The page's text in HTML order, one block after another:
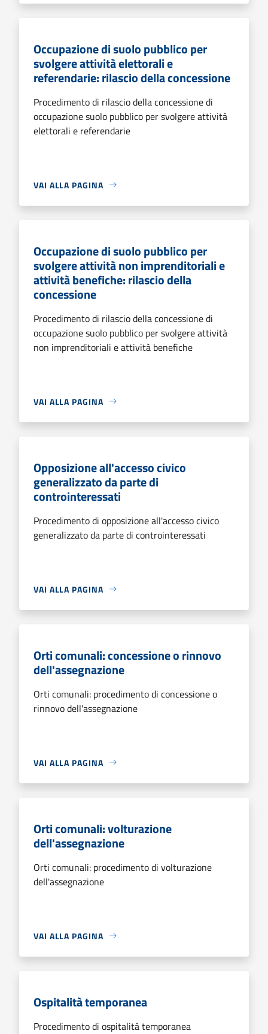
Occupazione di suolo pubblico per
svolgere attività elettorali e
referendarie: rilascio della concessione
Procedimento di rilascio della concessione di
occupazione suolo pubblico per svolgere attività
elettorali e referendarie
VAI ALLA PAGINA
Occupazione di suolo pubblico per
svolgere attività non imprenditoriali e
attività benefiche: rilascio della
concessione
Procedimento di rilascio della concessione di
occupazione suolo pubblico per svolgere attività
non imprenditoriali e attività benefiche
VAI ALLA PAGINA
Opposizione all'accesso civico
generalizzato da parte di
controinteressati
Procedimento di opposizione all'accesso civico
generalizzato da parte di controinteressati
VAI ALLA PAGINA
Orti comunali: concessione o rinnovo
dell'assegnazione
Orti comunali: procedimento di concessione o
rinnovo dell'assegnazione
VAI ALLA PAGINA
Orti comunali: volturazione
dell'assegnazione
Orti comunali: procedimento di volturazione
dell'assegnazione
VAI ALLA PAGINA
Ospitalità temporanea
Procedimento di ospitalità temporanea